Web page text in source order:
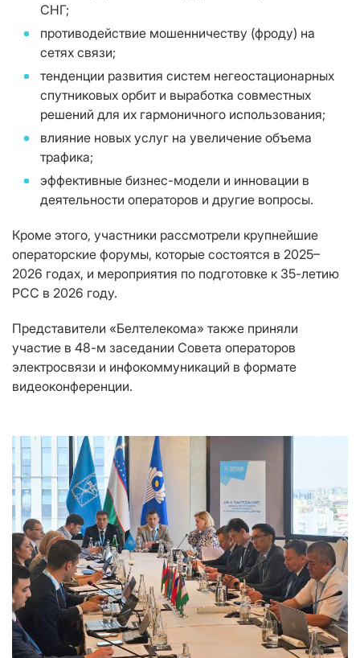
СНГ;
противодействие мошенничеству (фроду) на
сетях связи;
тенденции развития систем негеостационарных
спутниковых орбит и выработка совместных
решений для их гармоничного использования;
влияние новых услуг на увеличение объема
трафика;
эффективные бизнес-модели и инновации в
деятельности операторов и другие вопросы.
Кроме этого, участники рассмотрели крупнейшие
операторские форумы, которые состоятся в 2025–
2026 годах, и мероприятия по подготовке к 35-летию
РСС в 2026 году.
Представители «Белтелекома» также приняли
участие в 48-м заседании Совета операторов
электросвязи и инфокоммуникаций в формате
видеоконференции.